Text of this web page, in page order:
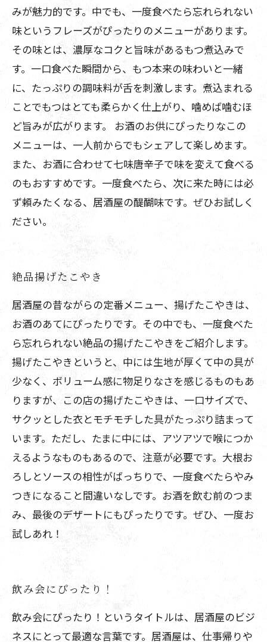
みが魅力的です。中でも、一度食べたら忘れられない
味というフレーズがぴったりのメニューがあります。
その味とは、濃厚なコクと旨味があるもつ煮込みで
す。一口食べた瞬間から、もつ本来の味わいと一緒
に、たっぷりの調味料が舌を刺激します。煮込まれる
ことでもつはとても柔らかく仕上がり、噛めば噛むほ
ど旨みが広がります。 お酒のお供にぴったりなこの
メニューは、一人前からでもシェアして楽しめます。
また、お酒に合わせて七味唐辛子で味を変えて食べる
のもおすすめです。一度食べたら、次に来た時には必
ず頼みたくなる、居酒屋の醍醐味です。ぜひお試しく
ださい。
絶品揚げたこやき
居酒屋の昔ながらの定番メニュー、揚げたこやきは、
お酒のあてにぴったりです。その中でも、一度食べた
ら忘れられない絶品の揚げたこやきをご紹介します。
揚げたこやきというと、中には生地が厚くて中の具が
少なく、ボリューム感に物足りなさを感じるものもあ
りますが、この店の揚げたこやきは、一口サイズで、
サクッとした衣とモチモチした具がたっぷり詰まって
います。ただし、たまに中には、アツアツで喉につか
えるようなものもあるので、注意が必要です。大根お
ろしとソースの相性がばっちりで、一度食べたらやみ
つきになること間違いなしです。お酒を飲む前のつま
み、最後のデザートにもぴったりです。ぜひ、一度お
試しあれ！
飲み会にぴったり！
飲み会にぴったり！というタイトルは、居酒屋のビジ
ネスにとって最適な言葉です。居酒屋は、仕事帰りや